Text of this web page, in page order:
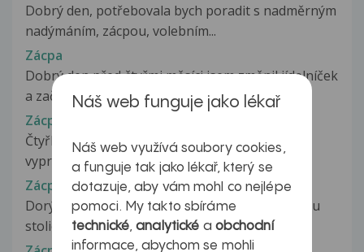
Dobrý den, potřebovala bych poradit s nadměrným
nadýmáním, zácpou, volebním...
Zácpa
Dobrý den,před čtyřmi měsíci jsem změnil jídelníček
a začal pravidelně sportovat...
Zácpa
Čtyřletá dcera má už déle než rok potíže s
vyprazdňováním. Chodí kakat jednou...
Zácpa
Dorý den, syn 7 let měl cca půl roku polotekutou
stolici ovšem s příměsí jakoby...
Náš web funguje jako lékař
Náš web využívá soubory cookies,
a funguje tak jako lékař, který se
dotazuje, aby vám mohl co nejlépe
pomoci. My takto sbíráme
technické,analytické a obchodní
informace, abychom se mohli